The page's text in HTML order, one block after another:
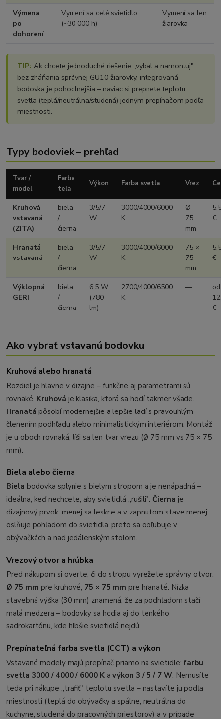
Výmena
po
dohorení
Vymení sa celé svietidlo
(~30 000 h)
Vymení sa len
žiarovka
TIP: Ak chcete jednoduché riešenie „vybal a namontuj"
bez zháňania správnej GU10 žiarovky, integrovaná
bodovka je pohodlnejšia – naviac si prepnete teplotu
svetla (teplá/neutrálna/studená) jedným prepínačom podľa
miestnosti.
Typy bodoviek – prehľad
Tvar /
model
Farba
tela
Výkon Farba svetla Vrez
Kruhová
vstavaná
(ZITA)
biela
/
čierna
3/5/7
W
3000/4000/6000
K
Ø
75
mm
€
Hranatá
vstavaná
biela
/
čierna
3/5/7
W
3000/4000/6000
K
75 ×
75
mm
€
Výklopná
GERI
biela
/
čierna
6,5 W
(780
lm)
2700/4000/6500
K
—
od
€
Ako vybrať vstavanú bodovku
Kruhová alebo hranatá
Rozdiel je hlavne v dizajne – funkčne aj parametrami sú
rovnaké. Kruhová je klasika, ktorá sa hodí takmer všade.
Hranatá pôsobí modernejšie a lepšie ladí s pravouhlým
členením podhľadu alebo minimalistickým interiérom. Montáž
je u oboch rovnaká, líši sa len tvar vrezu (Ø 75 mm vs 75 × 75
mm).
Biela alebo čierna
Biela bodovka splynie s bielym stropom a je nenápadná –
ideálna, keď nechcete, aby svietidlá „rušili". Čierna je
dizajnový prvok, menej sa leskne a v zapnutom stave menej
oslňuje pohľadom do svietidla, preto sa obľubuje v
obývačkách a nad jedálenským stolom.
Vrezový otvor a hrúbka
Pred nákupom si overte, či do stropu vyrežete správny otvor:
Ø 75 mm pre kruhové, 75 × 75 mm pre hranaté. Nízka
stavebná výška (30 mm) znamená, že za podhľadom stačí
malá medzera – bodovky sa hodia aj do tenkého
sadrokartónu, kde hlbšie svietidlá nejdú.
Prepínateľná farba svetla (CCT) a výkon
Vstavané modely majú prepínač priamo na svietidle:farbu
svetla 3000 / 4000 / 6000 K avýkon 3 / 5 / 7 W. Nemusíte
teda pri nákupe „trafiť" teplotu svetla – nastavíte ju podľa
miestnosti (teplá do obývačky a spálne, neutrálna do
kuchyne, studená do pracovných priestorov) a v prípade